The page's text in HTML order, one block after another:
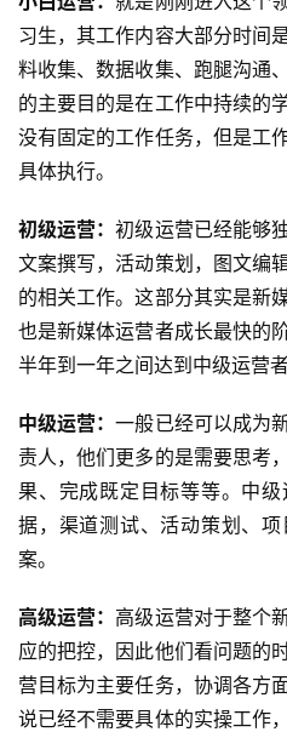
习生，其工作内容大部分时间
料收集、数据收集、跑腿沟通
的主要目的是在工作中持续的
没有固定的工作任务，但是工
具体执行。
初级运营：初级运营已经能够
文案撰写，活动策划，图文编
的相关工作。这部分其实是新
也是新媒体运营者成长最快的
半年到一年之间达到中级运营者
中级运营：一般已经可以成为
责人 ，他们更多的是需要思考
果、完成既定目标等等。中
据，渠道测试、活动策划、
案。
高级运营： 高级运营对于整个
应的把控，因此他们看问题的
营目标为主要任务，协调各方
说已经不需要具体的实操工作